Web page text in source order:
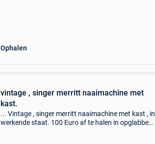
Ophalen
vintage , singer merritt naaimachine met
kast.
... Vintage , singer merritt naaimachine met kast , in
werkende staat. 100 Euro af te halen in opglabbeek